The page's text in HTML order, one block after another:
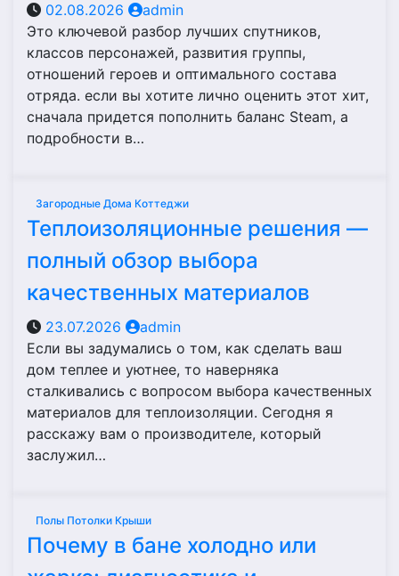
02.08.2026
admin
Это ключевой разбор лучших спутников,
классов персонажей, развития группы,
отношений героев и оптимального состава
отряда. если вы хотите лично оценить этот хит,
сначала придется пополнить баланс Steam, а
подробности в…
Загородные Дома Коттеджи
Теплоизоляционные решения —
полный обзор выбора
качественных материалов
23.07.2026
admin
Если вы задумались о том, как сделать ваш
дом теплее и уютнее, то наверняка
сталкивались с вопросом выбора качественных
материалов для теплоизоляции. Сегодня я
расскажу вам о производителе, который
заслужил…
Полы Потолки Крыши
Почему в бане холодно или